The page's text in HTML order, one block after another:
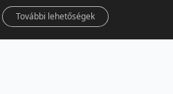
További lehetőségek